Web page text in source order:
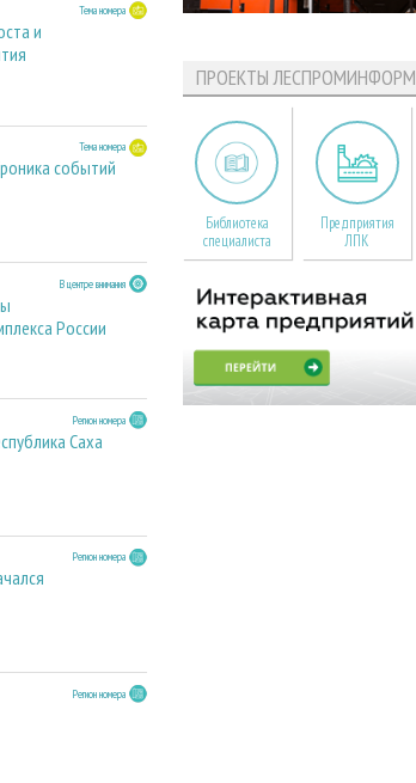
Тема номера
и
Тема номера
событий
В центре внимания
России
Регион номера
Саха
Регион номера
Регион номера
ПРОЕКТЫ ЛЕСПРОМИНФОРМ
Библиотека
специалиста
Предприятия
ЛПК